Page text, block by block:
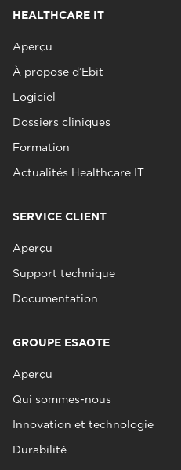
HEALTHCARE IT
Aperçu
À propose d’Ebit
Logiciel
Dossiers cliniques
Formation
Actualités Healthcare IT
SERVICE CLIENT
Aperçu
Support technique
Documentation
GROUPE ESAOTE
Aperçu
Qui sommes-nous
Innovation et technologie
Durabilité